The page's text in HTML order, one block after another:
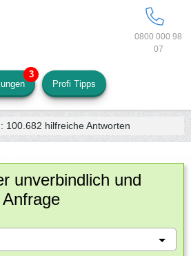
0800 000 98
07
Profi Tipps
100.682 hilfreiche Antworten
unverbindlich und